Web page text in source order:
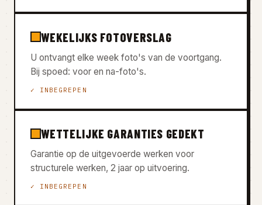
WEKELIJKS FOTOVERSLAG
U ontvangt elke week foto's van de voortgang.
Bij spoed: voor en na-foto's.
✓ INBEGREPEN
WETTELIJKE GARANTIES GEDEKT
Garantie op de uitgevoerde werken voor
structurele werken, 2 jaar op uitvoering.
✓ INBEGREPEN